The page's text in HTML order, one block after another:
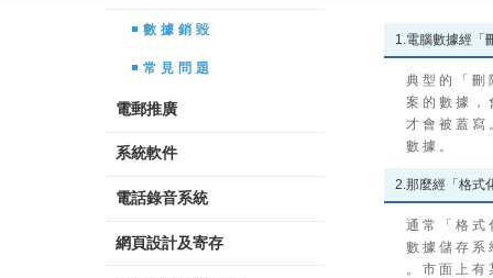
數據銷毀
常見問題
電郵推廣
系統軟件
電話錄音系統
網頁設計及寄存
1.電腦數據經「
典 型 的 「 刪
案 的 數 據 ，
才 會 被 蓋 寫
數 據 。
2.那麼經「格式
通 常 「 格 式
數 據 儲 存 系
。 市 面 上 有